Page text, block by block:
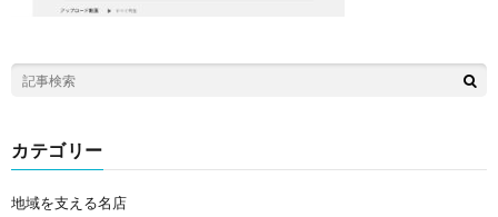
カテゴリー
地域を支える名店